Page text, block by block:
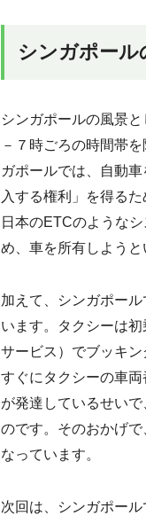
シンガポール
シンガポールの風景
－７時ごろの時間帯
ガポールでは、自動
入する権利」を得る
日本のETCのような
め、車を所有しようと
加えて、シンガポー
います。タクシーは
サービス）でブッキ
すぐにタクシーの車
が発達しているせい
のです。そのおかげ
なっています。
次回は、シンガポール